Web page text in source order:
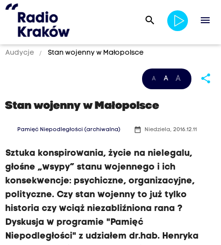
search menu
Audycje Stan wojenny w Małopolsce
A A A share
Stan wojenny w Małopolsce
Pamięć Niepodległości (archiwalna) date_range Niedziela, 2016.12.11
Sztuka konspirowania, życie na nielegalu,
głośne „wsypy” stanu wojennego i ich
konsekwencje: psychiczne, organizacyjne,
polityczne. Czy stan wojenny to już tylko
historia czy wciąż niezabliźniona rana ?
Dyskusja w programie "Pamięć
Niepodległości" z udziałem dr.hab. Henryka